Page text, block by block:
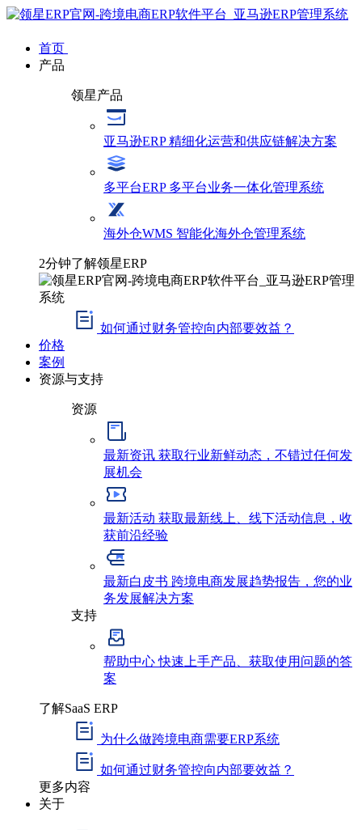
首页
产品
领星产品
亚马逊ERP精细化运营和供应链解决方案
多平台ERP 多平台业务一体化管理系统
海外仓WMS 智能化海外仓管理系统
2分钟了解领星ERP
如何通过财务管控向内部要效益？
价格
案例
资源与支持
资源
最新资讯 获取行业新鲜动态，不错过任何发
展机会
最新活动 获取最新线上、线下活动信息，收
获前沿经验
最新白皮书 跨境电商发展趋势报告，您的业
务发展解决方案
支持
帮助中心快速上手产品、获取使用问题的答
案
了解SaaS ERP
为什么做跨境电商需要ERP系统
如何通过财务管控向内部要效益？
更多内容
关于